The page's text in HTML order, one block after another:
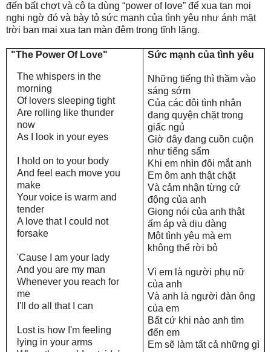
đến bất chợt và cô ta dùng “power of love” để xua tan mọi
nghi ngờ đó và bày tỏ sức mạnh của tình yêu như ánh mặt
trời ban mai xua tan màn đêm trong tĩnh lặng.
"The Power Of Love"
The whispers in the
morning
Of lovers sleeping tight
Are rolling like thunder
now
As I look in your eyes
I hold on to your body
And feel each move you
make
Your voice is warm and
tender
A love that I could not
forsake
'Cause I am your lady
And you are my man
Whenever you reach for
me
I'll do all that I can
Lost is how I'm feeling
lying in your arms
Sức mạnh của tình yêu
Những tiếng thì thầm vào
sáng sớm
Của các đôi tình nhân
đang quyện chặt trong
giấc ngủ
Giờ đây đang cuồn cuộn
như tiếng sấm
Khi em nhìn đôi mắt anh
Em ôm anh thật chặt
Và cảm nhận từng cử
động của anh
Giọng nói của anh thật
ấm áp và dịu dàng
Một tình yêu mà em
không thể rời bỏ
Vì em là người phụ nữ
của anh
Và anh là người đàn ông
của em
Bất cứ khi nào anh tìm
đến em
Em sẽ làm tất cả những gì